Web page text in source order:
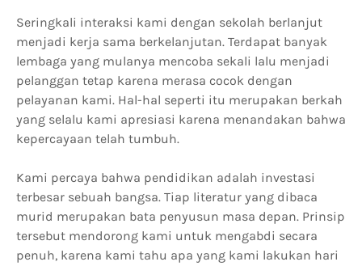
Seringkali interaksi kami dengan sekolah berlanjut
menjadi kerja sama berkelanjutan. Terdapat banyak
lembaga yang mulanya mencoba sekali lalu menjadi
pelanggan tetap karena merasa cocok dengan
pelayanan kami. Hal-hal seperti itu merupakan berkah
yang selalu kami apresiasi karena menandakan bahwa
kepercayaan telah tumbuh.
Kami percaya bahwa pendidikan adalah investasi
terbesar sebuah bangsa. Tiap literatur yang dibaca
murid merupakan bata penyusun masa depan. Prinsip
tersebut mendorong kami untuk mengabdi secara
penuh, karena kami tahu apa yang kami lakukan hari